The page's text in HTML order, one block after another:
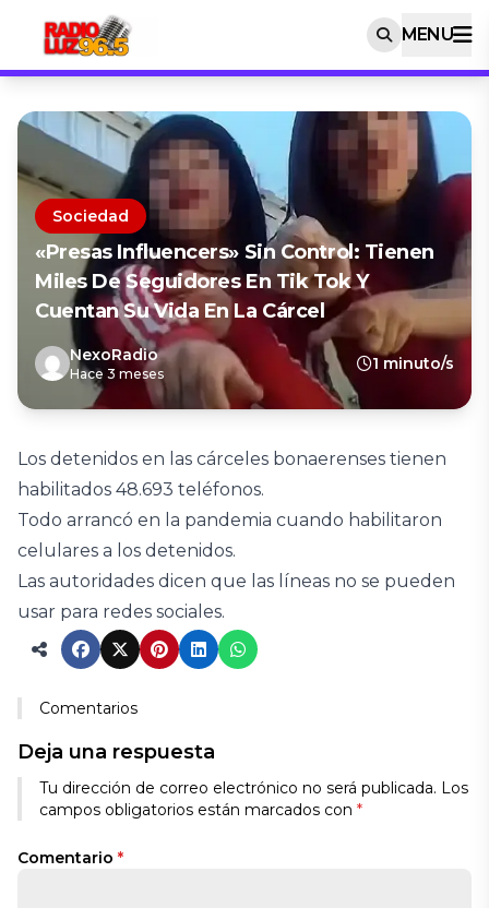
MENU
Sociedad
«Presas Influencers» Sin Control: Tienen
Miles De Seguidores En Tik Tok Y
Cuentan Su Vida En La Cárcel
NexoRadio
Hace 3 meses
1 minuto/s
Los detenidos en las cárceles bonaerenses tienen
habilitados 48.693 teléfonos.
Todo arrancó en la pandemia cuando habilitaron
celulares a los detenidos.
Las autoridades dicen que las líneas no se pueden
usar para redes sociales.
Comentarios
Deja una respuesta
Tu dirección de correo electrónico no será publicada. Los
campos obligatorios están marcados con *
Comentario *